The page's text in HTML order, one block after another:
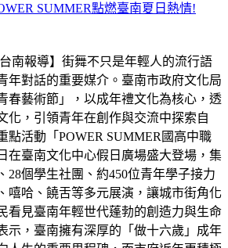
SUMMER點燃臺南夏日熱情!
南報導】街舞不只是年輕人的流行語
年對話的重要媒介。臺南市政府文化局
春藝術節」，以成年禮文化為核心，透
化，引領青年在創作與交流中探索自
點活動「POWER SUMMER國高中職
在臺南文化中心假日廣場盛大登場，集
28個學生社團、約450位青年學子接力
嘻哈、饒舌等多元展演，讓城市街角化
看見臺南年輕世代蓬勃的創造力與生命
示，臺南擁有深厚的「做十六歲」成年